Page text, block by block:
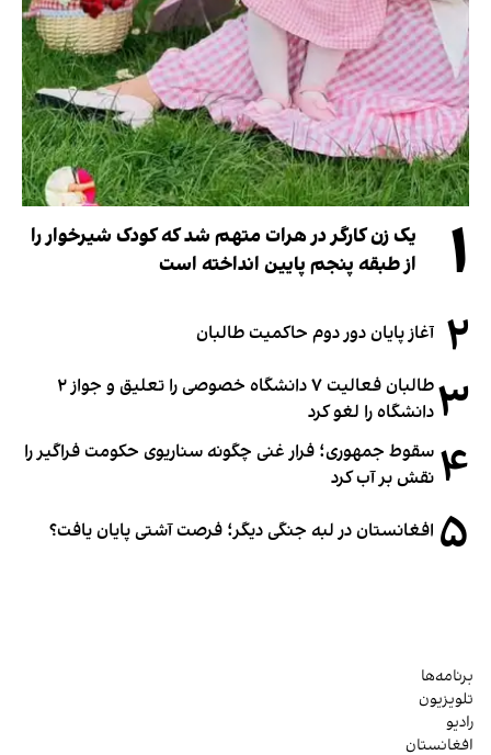
۱
یک زن کارگر در هرات متهم شد که کودک شیرخوار را
از طبقه پنجم پایین انداخته است
۲ آغاز پایان دور دوم حاکمیت طالبان
۳
طالبان فعالیت ۷ دانشگاه خصوصی را تعلیق و جواز ۲
دانشگاه را لغو کرد
۴ سقوط جمهوری؛ فرار غنی چگونه سناریوی حکومت فراگیر را
نقش بر آب کرد
۵ افغانستان در لبه جنگی دیگر؛ فرصت آشتی پایان یافت؟
برنامه‌ها
تلویزیون
رادیو
افغانستان